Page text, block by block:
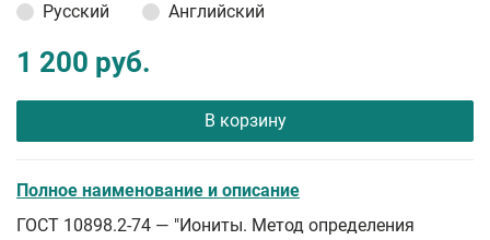
Русский
Английский
1 200 руб.
В корзину
Полное наименование и описание
ГОСТ 10898.2-74 — "Иониты. Метод определения